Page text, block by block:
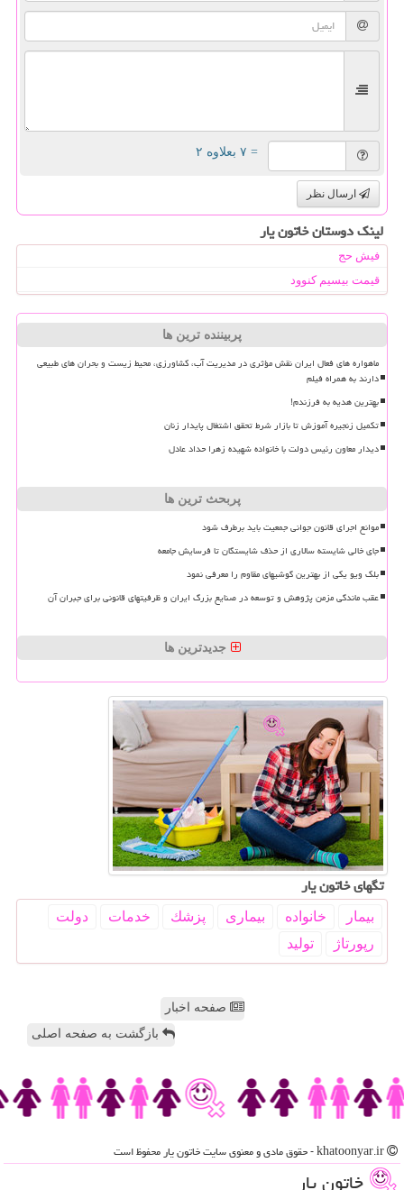
= ۷ بعلاوه ۲
ارسال نظر
لینک دوستان خاتون یار
فیش حج
قیمت بیسیم کنوود
پربیننده ترین ها
ماهواره های فعال ایران نقش مؤثری در مدیریت آب، کشاورزی، محیط زیست و بحران های طبیعی
دارند به همراه فیلم
بهترین هدیه به فرزندم!
تکمیل زنجیره آموزش تا بازار شرط تحقق اشتغال پایدار زنان
دیدار معاون رئیس دولت با خانواده شهیده زهرا حداد عادل
پربحث ترین ها
موانع اجرای قانون جوانی جمعیت باید برطرف شود
جای خالی شایسته سالاری از حذف شایستگان تا فرسایش جامعه
بلک ویو یکی از بهترین گوشیهای مقاوم را معرفی نمود
عقب ماندگی مزمن پژوهش و توسعه در صنایع بزرگ ایران و ظرفیتهای قانونی برای جبران آن
جدیدترین ها
تگهای خاتون یار
بیمار خانواده بیماری پزشك خدمات
دولت
رپورتاژ
تولید
صفحه اخبار
بازگشت به صفحه اصلی
خاتون یار